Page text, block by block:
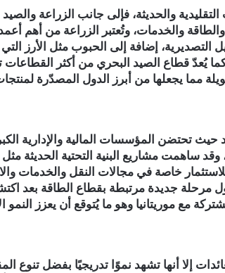
والحديثة، فإلى جانب الزراعة
والخدمات، وتُعتبر الزراعة من أهم
التصديرية، إضافة إلى الحبوب مثل الأرز
يُعدّ قطاع الصيد البحري من أكثر القطاعات
مما يجعلها من أبرز الدول المصدّرة
حيث تحتضن المؤسسات المالية والإدارية
ساهمت مشاريع البنية التحتية الحديثة مثل
خاصة في مجالات النقل والخدمات
مرحلة جديدة مرتبطة بقطاع الطاقة بعد
مع موريتانيا وهو ما يُتوقع أن يعزز النمو
إلا أنها تشهد نموًا تدريجيًا بفضل تنوع